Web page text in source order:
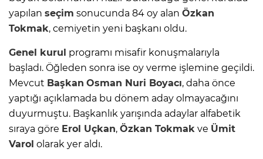
yapılan seçim sonucunda 84 oy alan Özkan
Tokmak, cemiyetin yeni başkanı oldu.
Genel kurul programı misafir konuşmalarıyla
başladı. Öğleden sonra ise oy verme işlemine geçildi.
Mevcut Başkan Osman Nuri Boyacı, daha önce
yaptığı açıklamada bu dönem aday olmayacağını
duyurmuştu. Başkanlık yarışında adaylar alfabetik
sıraya göre Erol Uçkan, Özkan Tokmak ve Ümit
Varol olarak yer aldı.